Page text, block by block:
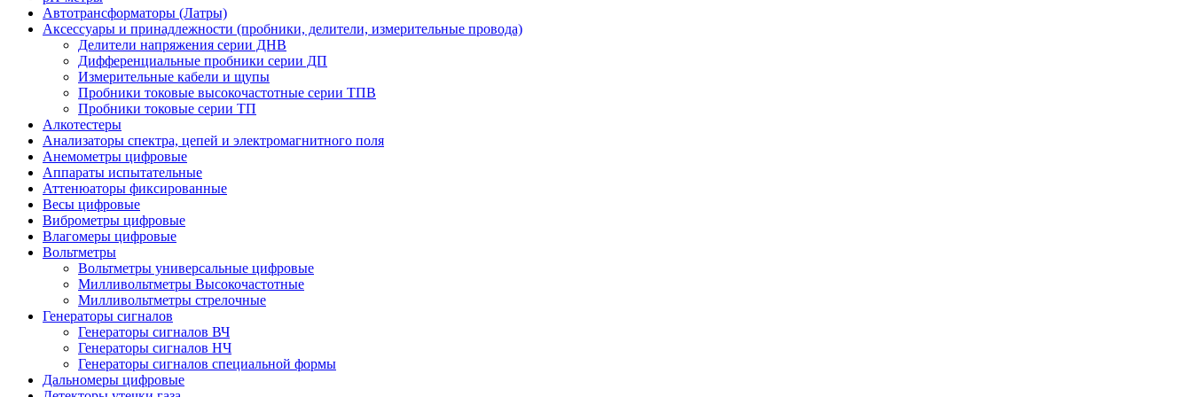
Автотрансформаторы (Латры)
Аксессуары и принадлежности (пробники, делители, измерительные провода)
Делители напряжения серии ДНВ
Дифференциальные пробники серии ДП
Измерительные кабели и щупы
Пробники токовые высокочастотные серии ТПВ
Пробники токовые серии ТП
Алкотестеры
Анализаторы спектра, цепей и электромагнитного поля
Анемометры цифровые
Аппараты испытательные
Аттенюаторы фиксированные
Весы цифровые
Виброметры цифровые
Влагомеры цифровые
Вольтметры
Вольтметры универсальные цифровые
Милливольтметры Высокочастотные
Милливольтметры стрелочные
Генераторы сигналов
Генераторы сигналов ВЧ
Генераторы сигналов НЧ
Генераторы сигналов специальной формы
Дальномеры цифровые